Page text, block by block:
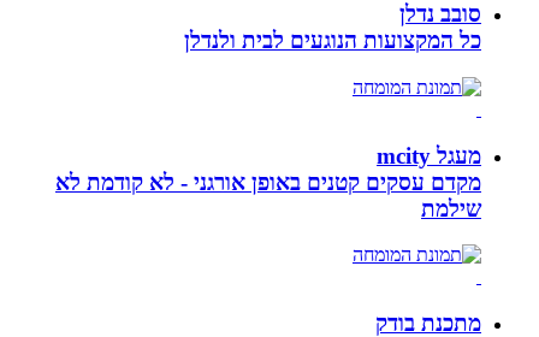
סובב נדלן
כל המקצועות הנוגעים לבית ולנדלן
מעגל mcity
מקדם עסקים קטנים באופן אורגני - לא קודמת לא
שילמת
מתכנת בודק